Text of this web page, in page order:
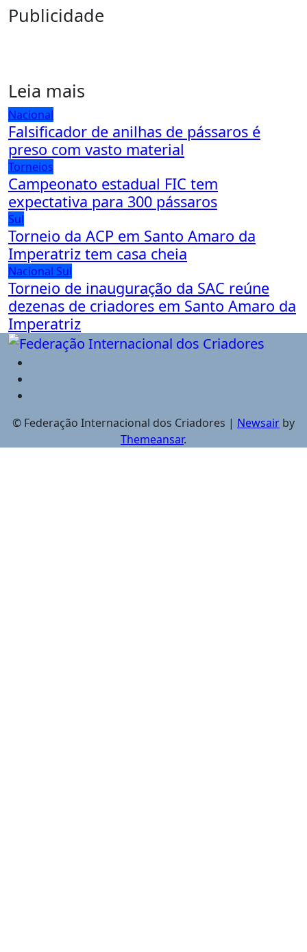
Publicidade
Leia mais
Nacional
Falsificador de anilhas de pássaros é
preso com vasto material
Torneios
Campeonato estadual FIC tem
expectativa para 300 pássaros
Sul
Torneio da ACP em Santo Amaro da
Imperatriz tem casa cheia
Nacional Sul
Torneio de inauguração da SAC reúne
dezenas de criadores em Santo Amaro da
Imperatriz
© Federação Internacional dos Criadores | Newsair by
Themeansar.